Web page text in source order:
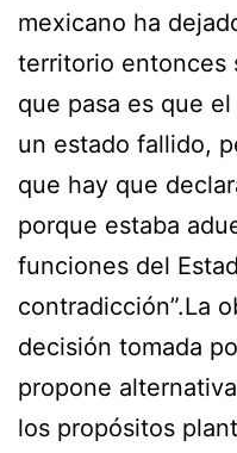
mexicano ha
territorio entonces
que pasa es que
un estado fallido,
que hay que
porque estaba
funciones del
contradicción”.La
decisión tomada
propone
los propósitos